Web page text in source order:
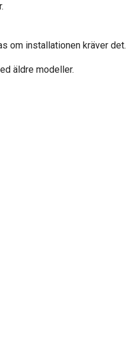
om installationen kräver det.
äldre modeller.